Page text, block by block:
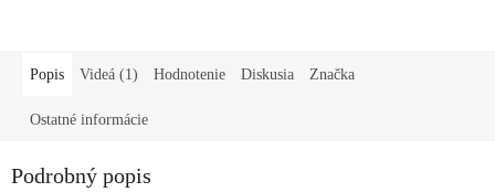
Popis Videá (1) Hodnotenie Diskusia Značka
Ostatné informácie
Podrobný popis